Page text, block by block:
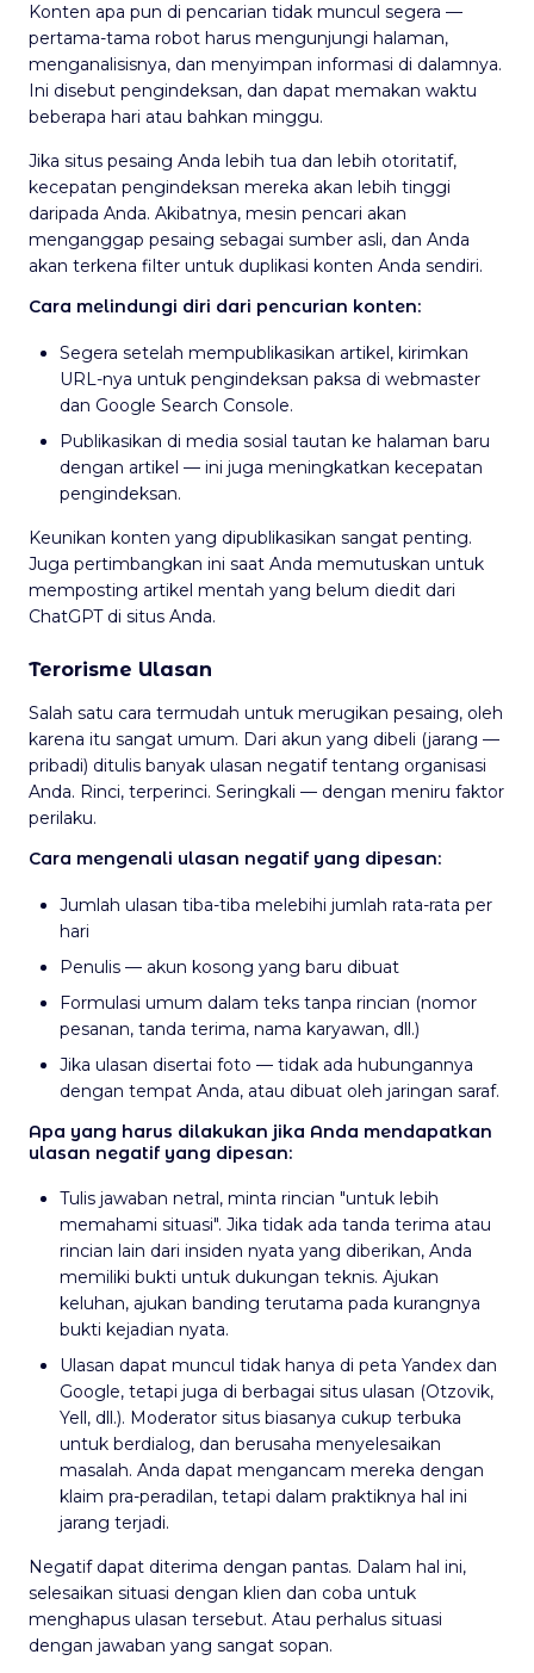
Konten apa pun di pencarian tidak muncul segera —
pertama-tama robot harus mengunjungi halaman,
menganalisisnya, dan menyimpan informasi di dalamnya.
Ini disebut pengindeksan, dan dapat memakan waktu
beberapa hari atau bahkan minggu.
Jika situs pesaing Anda lebih tua dan lebih otoritatif,
kecepatan pengindeksan mereka akan lebih tinggi
daripada Anda. Akibatnya, mesin pencari akan
menganggap pesaing sebagai sumber asli, dan Anda
akan terkena filter untuk duplikasi konten Anda sendiri.
Cara melindungi diri dari pencurian konten:
Segera setelah mempublikasikan artikel, kirimkan
URL-nya untuk pengindeksan paksa di webmaster
dan Google Search Console.
Publikasikan di media sosial tautan ke halaman baru
dengan artikel — ini juga meningkatkan kecepatan
pengindeksan.
Keunikan konten yang dipublikasikan sangat penting.
Juga pertimbangkan ini saat Anda memutuskan untuk
memposting artikel mentah yang belum diedit dari
ChatGPT di situs Anda.
Terorisme Ulasan
Salah satu cara termudah untuk merugikan pesaing, oleh
karena itu sangat umum. Dari akun yang dibeli (jarang —
pribadi) ditulis banyak ulasan negatif tentang organisasi
Anda. Rinci, terperinci. Seringkali — dengan meniru faktor
perilaku.
Cara mengenali ulasan negatif yang dipesan:
Jumlah ulasan tiba-tiba melebihi jumlah rata-rata per
hari
Penulis — akun kosong yang baru dibuat
Formulasi umum dalam teks tanpa rincian (nomor
pesanan, tanda terima, nama karyawan, dll.)
Jika ulasan disertai foto — tidak ada hubungannya
dengan tempat Anda, atau dibuat oleh jaringan saraf.
Apa yang harus dilakukan jika Anda mendapatkan
ulasan negatif yang dipesan:
Tulis jawaban netral, minta rincian "untuk lebih
memahami situasi". Jika tidak ada tanda terima atau
rincian lain dari insiden nyata yang diberikan, Anda
memiliki bukti untuk dukungan teknis. Ajukan
keluhan, ajukan banding terutama pada kurangnya
bukti kejadian nyata.
Ulasan dapat muncul tidak hanya di peta Yandex dan
Google, tetapi juga di berbagai situs ulasan (Otzovik,
Yell, dll.). Moderator situs biasanya cukup terbuka
untuk berdialog, dan berusaha menyelesaikan
masalah. Anda dapat mengancam mereka dengan
klaim pra-peradilan, tetapi dalam praktiknya hal ini
jarang terjadi.
Negatif dapat diterima dengan pantas. Dalam hal ini,
selesaikan situasi dengan klien dan coba untuk
menghapus ulasan tersebut. Atau perhalus situasi
dengan jawaban yang sangat sopan.